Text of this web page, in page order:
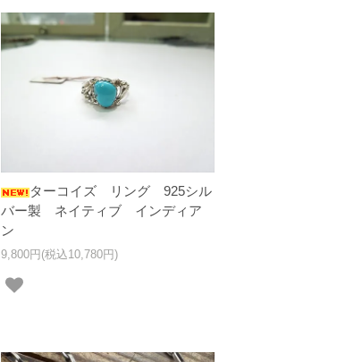
ターコイズ リング 925シル
バー製 ネイティブ インディア
ン
9,800円(税込10,780円)